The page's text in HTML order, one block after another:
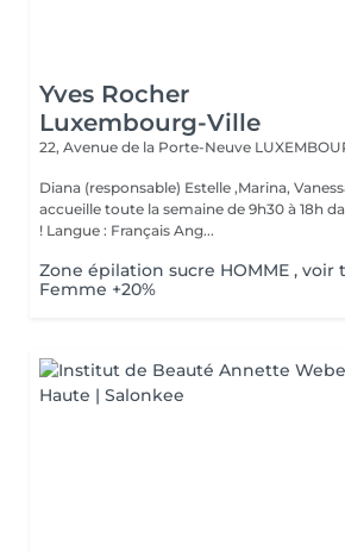
Yves Rocher
Luxembourg-Ville
22, Avenue de la Porte-Neuve
Diana (responsable) Estelle ,Marina,
accueille toute la semaine de 9h30 à 18h
! Langue : Français Ang...
Zone épilation sucre HOMME , voir
Femme +20%